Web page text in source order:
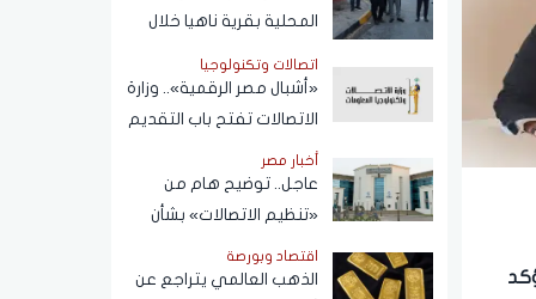
المحلية بقرية ناهيا خلال
اتصالات وتكنولوجيا
«أشبال مصر الرقمية».. وزارة
الاتصالات تفتح باب التقديم
ببرنامج التعلم الذاتي
أخبار مصر
عاجل.. توضيح هام من
«تنظيم الاتصالات» بشأن
دون علم المواطنين
اقتصاد وبورصة
الذهب العالمي يتراجع عن